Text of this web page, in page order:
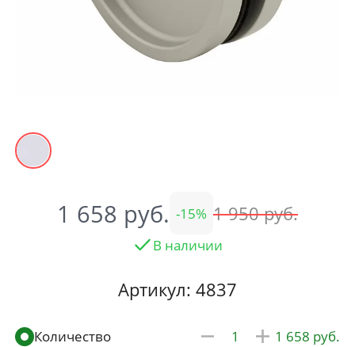
1 658 15 1 950
В наличии
Артикул: 4837
1 658